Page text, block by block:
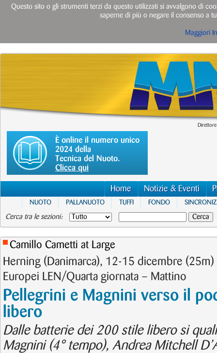
È online il numero unico
2024 della
Tecnica del Nuoto.
Clicca qui
Home Notizie & Eventi
NUOTO PALLANUOTO TUFFI FONDO
Cerca tra le sezioni:
Camillo Cametti at Large
Herning (Danimarca), 12-15 dicembre
Europei LEN/Quarta giornata – Mattino
Pellegrini e Magnini verso il
libero
Dalle batterie dei 200 stile libero si
Magnini (4° tempo), Andrea Mitchell
Questo sito o gli strumenti terzi da questo utilizzati si avvalgono di
saperne di più o negare il consenso a
Maggiori